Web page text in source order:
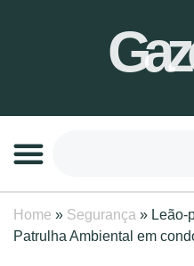
Home » Segurança » Leão-
Patrulha Ambiental em